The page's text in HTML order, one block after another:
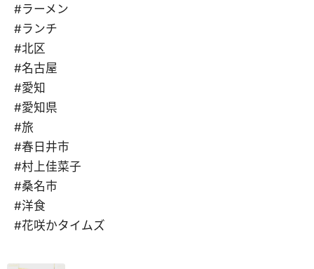
#ラーメン
#ランチ
#北区
#名古屋
#愛知
#愛知県
#旅
#春日井市
#村上佳菜子
#桑名市
#洋食
#花咲かタイムズ